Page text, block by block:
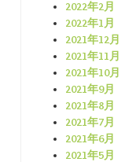
2022年2月
2022年1月
2021年12月
2021年11月
2021年10月
2021年9月
2021年8月
2021年7月
2021年6月
2021年5月